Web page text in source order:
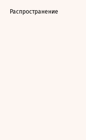
Распространение